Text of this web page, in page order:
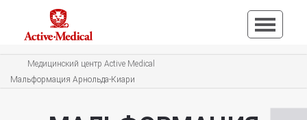
Медицинский центр Active Medical
Мальформация Арнольда-Киари